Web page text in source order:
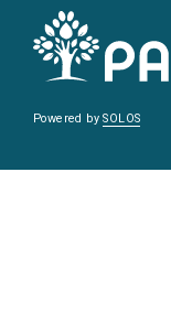
Powered bySOLOS